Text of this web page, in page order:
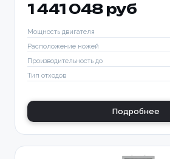
1 441 048 руб
Мощность двигателя
Расположение ножей
Производительность до
Тип отходов
Подробнее